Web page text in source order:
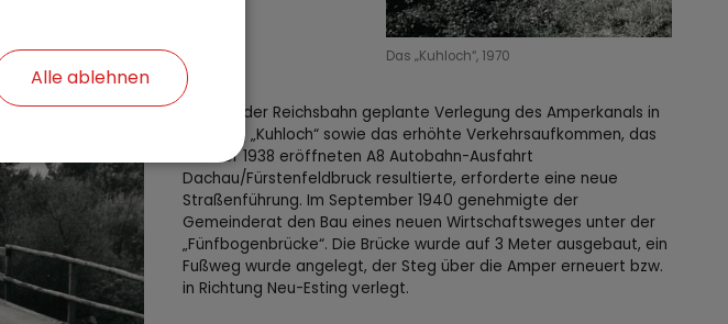
Das „Kuhloch“, 1970
Die von der Reichsbahn geplante Verlegung des Amperkanals in
Richtung „Kuhloch“ sowie das erhöhte Verkehrsaufkommen, das
aus der 1938 eröffneten A8 Autobahn-Ausfahrt
Dachau/Fürstenfeldbruck resultierte, erforderte eine neue
Straßenführung. Im September 1940 genehmigte der
Gemeinderat den Bau eines neuen Wirtschaftsweges unter der
„Fünfbogenbrücke“. Die Brücke wurde auf 3 Meter ausgebaut, ein
Fußweg wurde angelegt, der Steg über die Amper erneuert bzw.
in Richtung Neu-Esting verlegt.
Alle ablehnen